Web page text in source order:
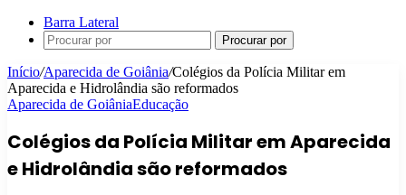
Barra Lateral
Procurar por
Início/Aparecida de Goiânia/Colégios da Polícia Militar em
Aparecida e Hidrolândia são reformados
Aparecida de GoiâniaEducação
Colégios da Polícia Militar em Aparecida
e Hidrolândia são reformados